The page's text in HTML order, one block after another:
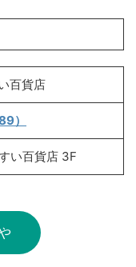
百貨店
）
い百貨店 3F